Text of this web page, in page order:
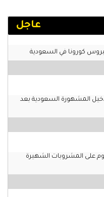
عاجل
المشهورة السعودية بعد
على المشروبات الشهيرة